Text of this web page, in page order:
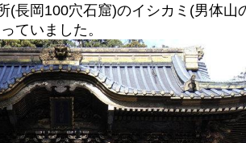
(長岡100穴石窟)のイシカミ(男体山
ていました。